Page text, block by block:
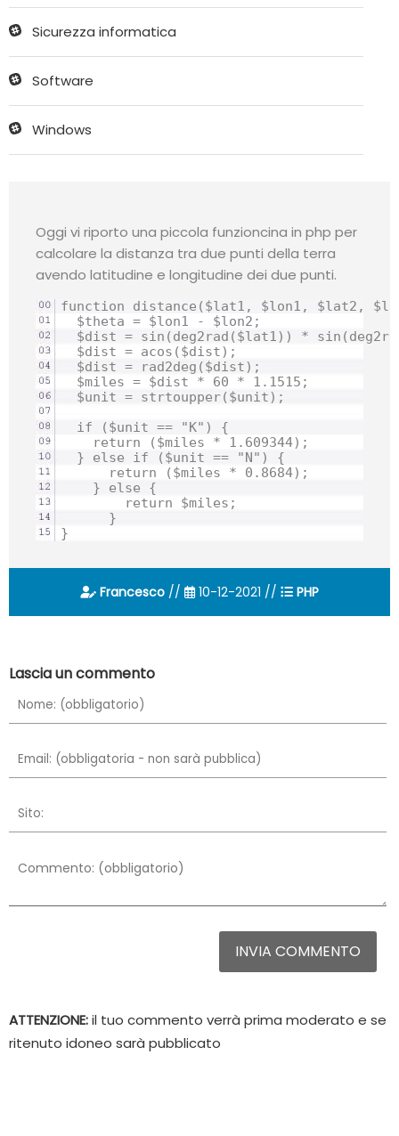
Sicurezza informatica
Software
Windows
Oggi vi riporto una piccola funzioncina in php per
calcolare la distanza tra due punti della terra
avendo latitudine e longitudine dei due punti.
function distance($lat1, $lon1, $lat2,
  $theta = $lon1 - $lon2;
$dist = sin(deg2rad($lat1)) *
  $dist = acos($dist);
  $dist = rad2deg($dist);
  $miles = $dist * 60 * 1.1515;
  $unit = strtoupper($unit);
  if ($unit == "K") {
    return ($miles * 1.609344);
  } else if ($unit == "N") {
      return ($miles * 0.8684);
    } else {
        return $miles;
      }
Francesco // 10-12-2021 // PHP
Lascia un commento
INVIA COMMENTO
ATTENZIONE:il tuo commento verrà prima moderato e se
ritenuto idoneo sarà pubblicato